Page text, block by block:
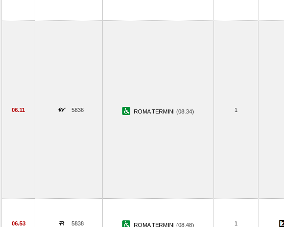
06.11 5836 ROMA TERMINI (08.34) 1
06.53 5838 ROMA TERMINI (08.48) 1